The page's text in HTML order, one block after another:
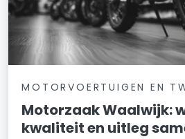
MOTORVOERTUIGEN EN
Motorzaak Waalwijk:
kwaliteit en uitleg